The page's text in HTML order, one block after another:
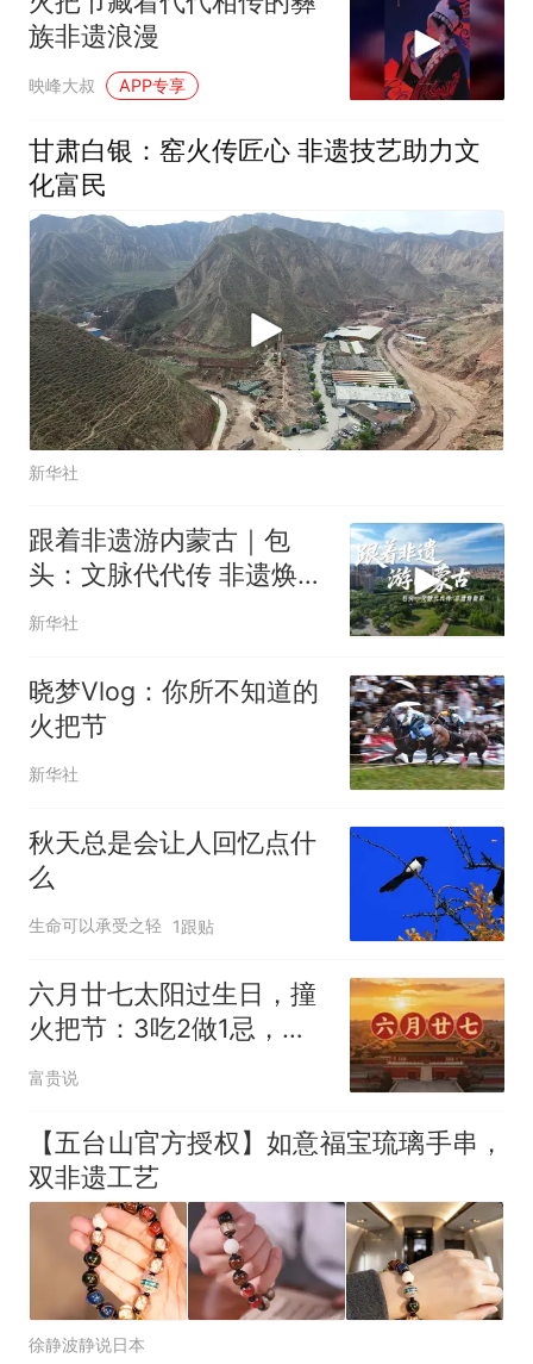
族非遗浪漫
映峰大叔 APP专享
甘肃白银：窑火传匠心 非遗技艺助力文
化富民
新华社
跟着非遗游内蒙古｜包
头：文脉代代传 非遗焕新
彩
新华社
晓梦Vlog：你所不知道的
火把节
新华社
秋天总是会让人回忆点什
么
生命可以承受之轻 1跟贴
六月廿七太阳过生日，撞
火把节：3吃2做1忌，福
气进门
富贵说
【五台山官方授权】如意福宝琉璃手串，
双非遗工艺
徐静波静说日本